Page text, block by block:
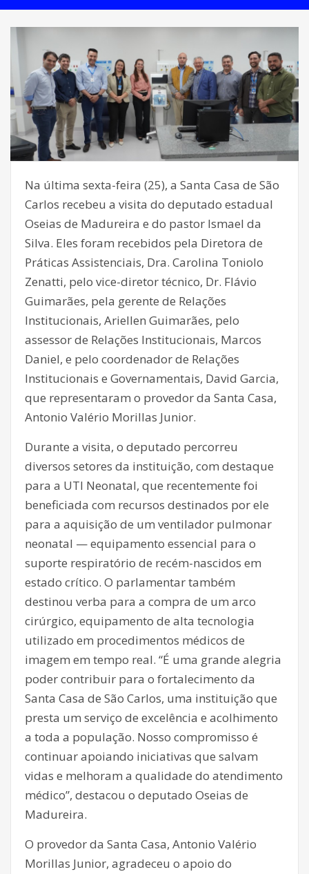
Na última sexta-feira (25), a Santa Casa de São
Carlos recebeu a visita do deputado estadual
Oseias de Madureira e do pastor Ismael da
Silva. Eles foram recebidos pela Diretora de
Práticas Assistenciais, Dra. Carolina Toniolo
Zenatti, pelo vice-diretor técnico, Dr. Flávio
Guimarães, pela gerente de Relações
Institucionais, Ariellen Guimarães, pelo
assessor de Relações Institucionais, Marcos
Daniel, e pelo coordenador de Relações
Institucionais e Governamentais, David Garcia,
que representaram o provedor da Santa Casa,
Antonio Valério Morillas Junior.
Durante a visita, o deputado percorreu
diversos setores da instituição, com destaque
para a UTI Neonatal, que recentemente foi
beneficiada com recursos destinados por ele
para a aquisição de um ventilador pulmonar
neonatal — equipamento essencial para o
suporte respiratório de recém-nascidos em
estado crítico. O parlamentar também
destinou verba para a compra de um arco
cirúrgico, equipamento de alta tecnologia
utilizado em procedimentos médicos de
imagem em tempo real. “É uma grande alegria
poder contribuir para o fortalecimento da
Santa Casa de São Carlos, uma instituição que
presta um serviço de excelência e acolhimento
a toda a população. Nosso compromisso é
continuar apoiando iniciativas que salvam
vidas e melhoram a qualidade do atendimento
médico”, destacou o deputado Oseias de
Madureira.
O provedor da Santa Casa, Antonio Valério
Morillas Junior, agradeceu o apoio do